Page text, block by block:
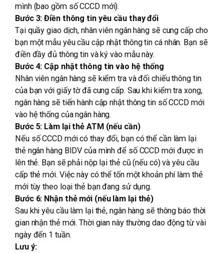
mình (bao gồm số CCCD mới).
Bước 3: Điền thông tin yêu cầu thay đổi
Tại quầy giao dịch, nhân viên ngân hàng sẽ cung cấp cho
bạn một mẫu yêu cầu cập nhật thông tin cá nhân. Bạn sẽ
điền đầy đủ thông tin và ký vào mẫu này.
Bước 4: Cập nhật thông tin vào hệ thống
Nhân viên ngân hàng sẽ kiểm tra và đối chiếu thông tin
của bạn với giấy tờ đã cung cấp. Sau khi kiểm tra xong,
ngân hàng sẽ tiến hành cập nhật thông tin số CCCD mới
vào hệ thống của ngân hàng.
Bước 5: Làm lại thẻ ATM (nếu cần)
Nếu số CCCD mới có thay đổi, bạn có thể cần làm lại
thẻ ngân hàng BIDV của mình để số CCCD mới được in
lên thẻ. Bạn sẽ phải nộp lại thẻ cũ (nếu có) và yêu cầu
cấp thẻ mới. Việc này có thể tốn một khoản phí làm thẻ
mới tùy theo loại thẻ bạn đang sử dụng.
Bước 6: Nhận thẻ mới (nếu làm lại thẻ)
Sau khi yêu cầu làm lại thẻ, ngân hàng sẽ thông báo thời
gian nhận thẻ mới. Thời gian này thường dao động từ vài
ngày đến 1 tuần.
Lưu ý: